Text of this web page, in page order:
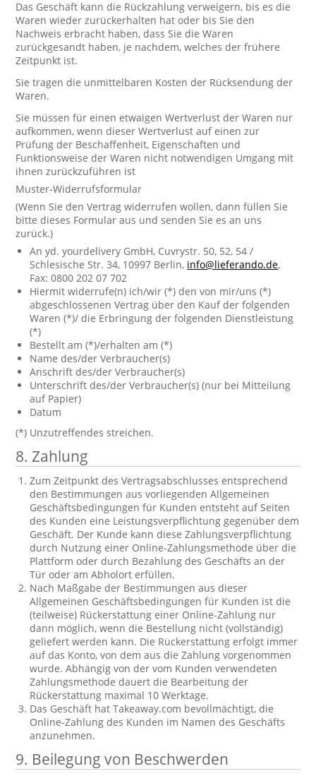
Das Geschäft kann die Rückzahlung verweigern, bis es die
Waren wieder zurückerhalten hat oder bis Sie den
Nachweis erbracht haben, dass Sie die Waren
zurückgesandt haben, je nachdem, welches der frühere
Zeitpunkt ist.
Sie tragen die unmittelbaren Kosten der Rücksendung der
Waren.
Sie müssen für einen etwaigen Wertverlust der Waren nur
aufkommen, wenn dieser Wertverlust auf einen zur
Prüfung der Beschaffenheit, Eigenschaften und
Funktionsweise der Waren nicht notwendigen Umgang mit
ihnen zurückzuführen ist
Muster-Widerrufsformular
(Wenn Sie den Vertrag widerrufen wollen, dann füllen Sie
bitte dieses Formular aus und senden Sie es an uns
zurück.)
An yd. yourdelivery GmbH, Cuvrystr. 50, 52, 54 /
Schlesische Str. 34, 10997 Berlin, info@lieferando.de,
Fax: 0800 202 07 702
Hiermit widerrufe(n) ich/wir (*) den von mir/uns (*)
abgeschlossenen Vertrag über den Kauf der folgenden
Waren (*)/ die Erbringung der folgenden Dienstleistung
(*)
Bestellt am (*)/erhalten am (*)
Name des/der Verbraucher(s)
Anschrift des/der Verbraucher(s)
Unterschrift des/der Verbraucher(s) (nur bei Mitteilung
auf Papier)
Datum
(*) Unzutreffendes streichen.
8. Zahlung
Zum Zeitpunkt des Vertragsabschlusses entsprechend
den Bestimmungen aus vorliegenden Allgemeinen
Geschäftsbedingungen für Kunden entsteht auf Seiten
des Kunden eine Leistungsverpflichtung gegenüber dem
Geschäft. Der Kunde kann diese Zahlungsverpflichtung
durch Nutzung einer Online-Zahlungsmethode über die
Plattform oder durch Bezahlung des Geschäfts an der
Tür oder am Abholort erfüllen.
Nach Maßgabe der Bestimmungen aus dieser
Allgemeinen Geschäftsbedingungen für Kunden ist die
(teilweise) Rückerstattung einer Online-Zahlung nur
dann möglich, wenn die Bestellung nicht (vollständig)
geliefert werden kann. Die Rückerstattung erfolgt immer
auf das Konto, von dem aus die Zahlung vorgenommen
wurde. Abhängig von der vom Kunden verwendeten
Zahlungsmethode dauert die Bearbeitung der
Rückerstattung maximal 10 Werktage.
Das Geschäft hat Takeaway.com bevollmächtigt, die
Online-Zahlung des Kunden im Namen des Geschäfts
anzunehmen.
9. Beilegung von Beschwerden